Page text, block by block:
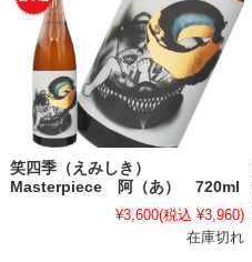
笑四季（えみしき）
Masterpiece 阿（あ） 720ml
¥3,600(税込 ¥3,960)
在庫切れ